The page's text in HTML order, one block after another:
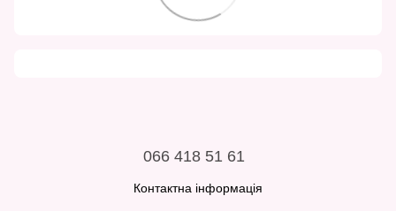
066 418 51 61
Контактна інформація